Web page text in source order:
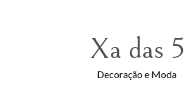
Xa das 5
Decoração e Moda